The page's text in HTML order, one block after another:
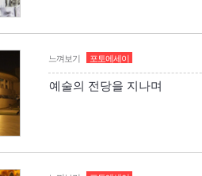
느껴보기 포토에세이
예술의 전당을 지나며